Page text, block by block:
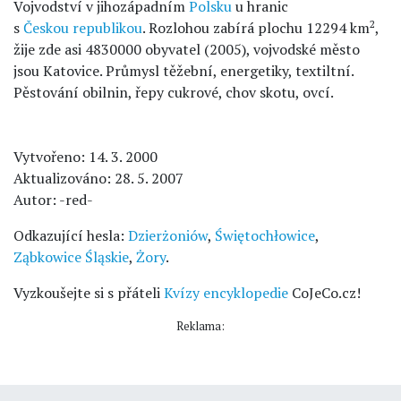
Vojvodství v jihozápadnímPolskuu hranic
sČeskou republikou. Rozlohou zabírá plochu 12294 km2,
žije zde asi 4830000 obyvatel (2005), vojvodské město
jsou Katovice. Průmysl těžební, energetiky, textiltní.
Pěstování obilnin, řepy cukrové, chov skotu, ovcí.
Vytvořeno: 14. 3. 2000
Aktualizováno: 28. 5. 2007
Autor: -red-
Odkazující hesla: Dzierżoniów, Świętochłowice,
Ząbkowice Śląskie, Żory.
Vyzkoušejte si s přáteliKvízy encyklopedie CoJeCo.cz!
Reklama: